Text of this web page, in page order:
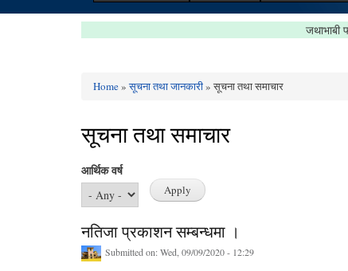
You are here
Home»सूचना तथा जानकारी» सूचना तथा समाचार
सूचना तथा समाचार
आर्थिक वर्ष
नतिजा प्रकाशन सम्बन्धमा ।
Submitted on:Wed, 09/09/2020 - 12:29